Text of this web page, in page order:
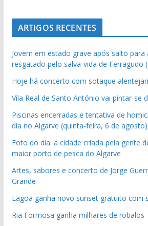
ARTIGOS RECENTES
Jovem em estado grave após salto para
resgatado pelo salva-vida de Ferragudo
Hoje há concerto com sotaque
Vila Real de Santo António vai pintar-se
Piscinas encerradas e tentativa de
dia no Algarve (quinta-feira, 6 de agosto)
Foto do dia: a cidade criada pela gente
maior porto de pesca do Algarve
Artes, sabores e concerto de Jorge
Grande
Lagoa ganha novo sunset gratuito com
Ria Formosa ganha milhares de robalos